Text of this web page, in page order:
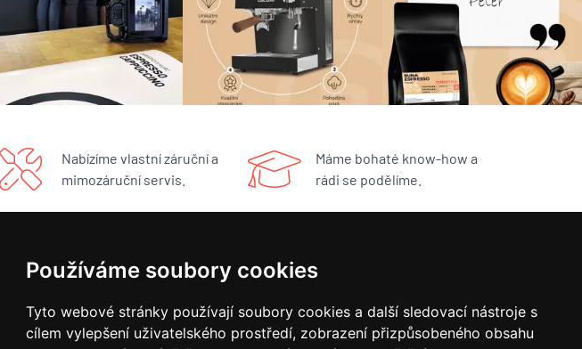
Používáme soubory cookies
Tyto webové stránky používají soubory cookies a další sledovací nástroje s
cílem vylepšení uživatelského prostředí, zobrazení přizpůsobeného obsahu
Nabízíme vlastní záruční a
mimozáruční servis.
Máme bohaté know-how a
rádi se podělíme.
BUNA CAFÉ
Pražírna
Náš příběh
RYCHLÝ KONTAKT
Havlíčkovo náměstí 15/31
252 19 Rudná u Prahy